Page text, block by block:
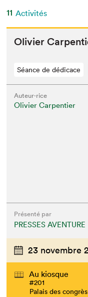
11 Activités
Olivi­er
Séance de dédicace
Auteur·rice
Olivier Carpentier
Présenté par
PRESSES AVENTURE
23 novembre
Au kiosque
#201
Palais des